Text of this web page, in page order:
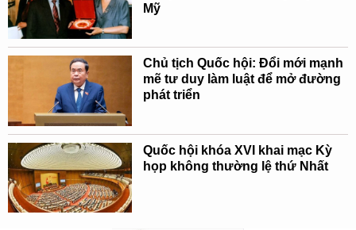
Mỹ
Chủ tịch Quốc hội: Đổi mới mạnh
mẽ tư duy làm luật để mở đường
phát triển
Quốc hội khóa XVI khai mạc Kỳ
họp không thường lệ thứ Nhất